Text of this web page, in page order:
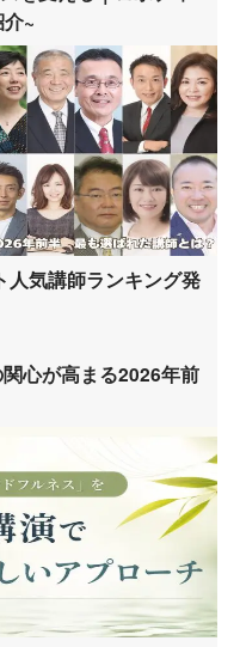
~
人気講師ランキング発
心が高まる2026年前